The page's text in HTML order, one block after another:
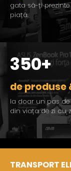
gata să-ți
piață.
350+
de produse
la doar un pas de
din viața de zi cu
TRANSPORT